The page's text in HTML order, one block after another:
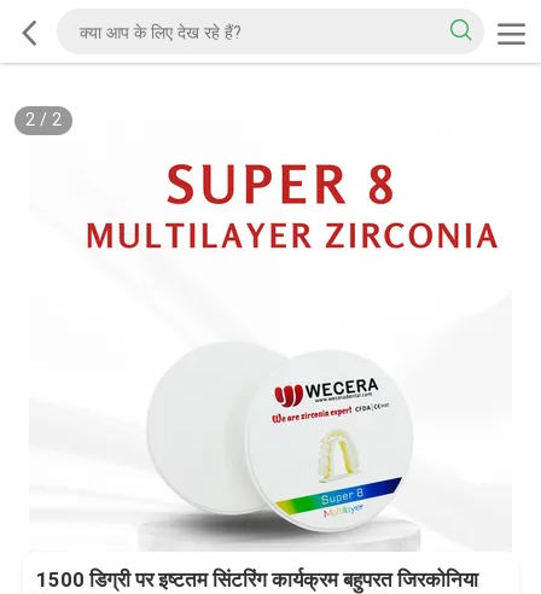
2/ 2
1500 डिग्री पर इष्टतम सिंटरिंग कार्यक्रम बहुपरत जिरकोनिया